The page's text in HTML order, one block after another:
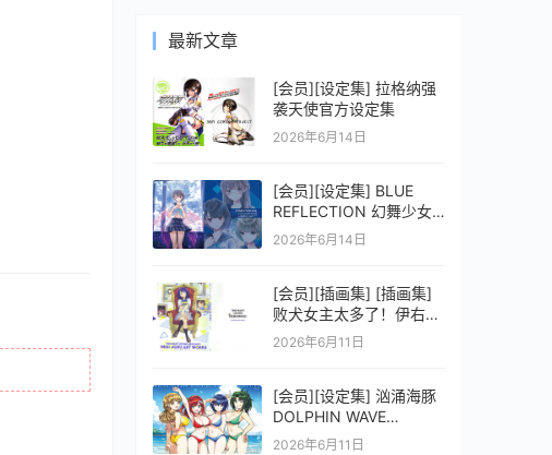
最新文章
[会员][设定集] 拉格纳强
袭天使官方设定集
2026年6月14日
[会员][设定集] BLUE
REFLECTION 幻舞少女
之剑公式ビジュアルコレ
2026年6月14日
[会员][插画集] [插画集]
败犬女主太多了！伊右群
ARTWORKS
2026年6月11日
[会员][设定集] 汹涌海豚
DOLPHIN WAVE
OFFICIAL VISUAL
2026年6月11日